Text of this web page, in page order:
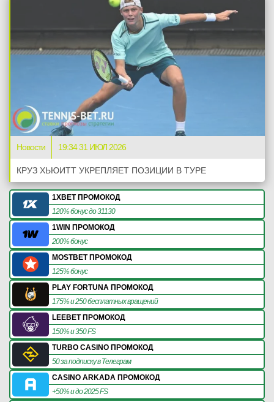
Новости 19:34 31 ИЮЛ 2026
КРУЗ ХЬЮИТТ УКРЕПЛЯЕТ ПОЗИЦИИ В ТУРЕ
1XBET ПРОМОКОД
120% бонус до 31130
1WIN ПРОМОКОД
200% бонус
MOSTBET ПРОМОКОД
125% бонус
PLAY FORTUNA ПРОМОКОД
175% и 250 бесплатных вращений
LEEBET ПРОМОКОД
150% и 350 FS
TURBO CASINO ПРОМОКОД
50 за подписку в Телеграм
CASINO ARKADA ПРОМОКОД
+50% и до 2025 FS